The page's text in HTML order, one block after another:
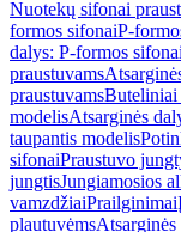
Nuotekų sifonai
formos sifonaiP-
dalys: P-formos
praustuvams
praustuvamsButeliniai
modelisAtsarginės
taupantis modelis
sifonaiPraustuvo
jungtisJungiamosios
vamzdžiaiPrailginimai
plautuvėms